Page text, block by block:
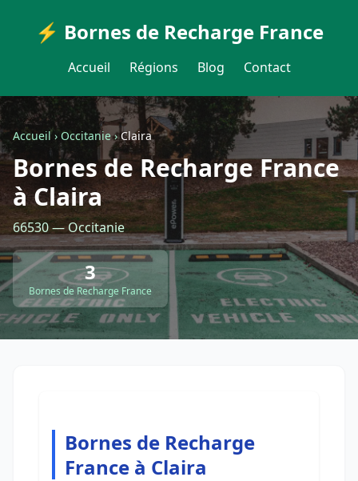
⚡ Bornes de Recharge France
Accueil Régions Blog Contact
Accueil›Occitanie›Claira
Bornes de Recharge France
à Claira
66530 — Occitanie
3
Bornes de Recharge France
Bornes de Recharge
France à Claira